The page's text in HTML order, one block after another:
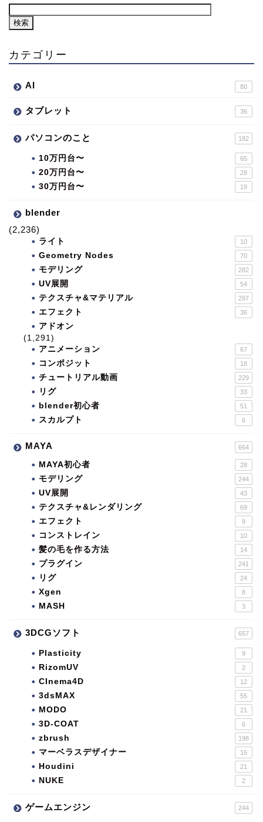
カテゴリー
AI 80
タブレット 36
パソコンのこと 182
10万円台〜 65
20万円台〜 28
30万円台〜 19
blender
(2,236)
ライト 10
Geometry Nodes 70
モデリング 282
UV展開 54
テクスチャ&マテリアル 297
エフェクト 36
アドオン
(1,291)
アニメーション
67
コンポジット 18
チュートリアル動画 229
リグ 33
blender初心者 51
スカルプト 6
MAYA 664
MAYA初心者 28
モデリング 244
UV展開 43
テクスチャ&レンダリング 69
エフェクト 9
コンストレイン 10
髪の毛を作る方法 14
プラグイン 241
リグ 24
Xgen 8
MASH 3
3DCGソフト 657
Plasticity 9
RizomUV 2
CInema4D 12
3dsMAX 55
MODO 21
3D-COAT 6
zbrush 198
マーベラスデザイナー 16
Houdini 21
NUKE 2
ゲームエンジン 244